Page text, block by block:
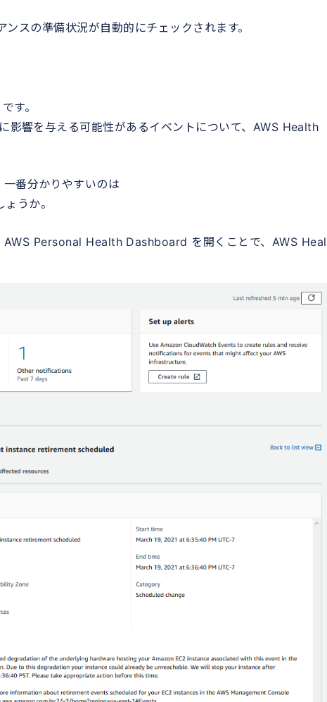
スの準備状況が自動的にチェックされます。
す。
影響を与える可能性があるイベントについて、AWS Health
番分かりやすいのは
うか。
Personal Health Dashboard を開くことで、AWS Heal